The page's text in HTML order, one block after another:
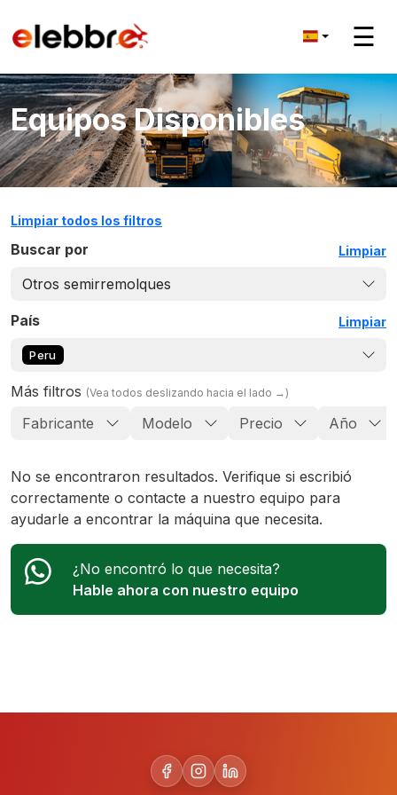
☰
Equipos Disponibles
Limpiar todos los filtros
Buscar por Limpiar
Otros semirremolques
País Limpiar
Peru
Más filtros (Vea todos deslizando hacia el lado →)
Fabricante Modelo Precio Año
No se encontraron resultados. Verifique si escribió
correctamente o contacte a nuestro equipo para
ayudarle a encontrar la máquina que necesita.
¿No encontró lo que necesita?
Hable ahora con nuestro equipo